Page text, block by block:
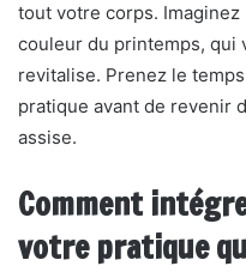
tout votre corps.
couleur du printemps, qui
revitalise. Prenez le
pratique avant de revenir
assise.
Comment
votre pratique